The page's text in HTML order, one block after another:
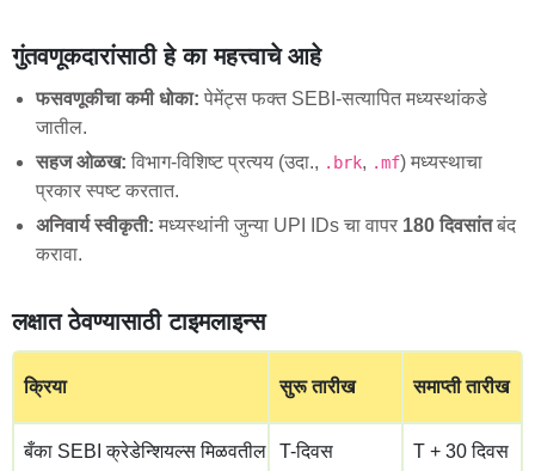
गुंतवणूकदारांसाठी हे का महत्त्वाचे आहे
फसवणूकीचा कमी धोका: पेमेंट्स फक्त SEBI-सत्यापित मध्यस्थांकडे
जातील.
सहज ओळख: विभाग-विशिष्ट प्रत्यय (उदा., .brk, .mf) मध्यस्थाचा
प्रकार स्पष्ट करतात.
अनिवार्य स्वीकृती: मध्यस्थांनी जुन्या UPI IDs चा वापर 180 दिवसांतबंद
करावा.
लक्षात ठेवण्यासाठी टाइमलाइन्स
क्रिया सुरू तारीख समाप्ती तारीख
बँका SEBI क्रेडेन्शियल्स मिळवतील T-दिवस T + 30 दिवस